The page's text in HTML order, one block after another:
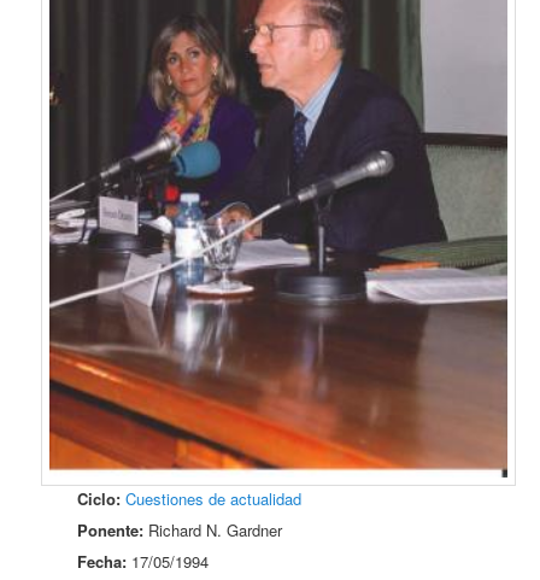
Ciclo: Cuestiones de actualidad
Ponente: Richard N. Gardner
Fecha: 17/05/1994